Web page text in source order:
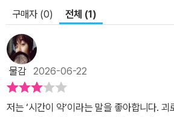
어 프랑스 문학의 삼고봉(三高峯)을 이루
기 자아의 발견자이며 다른 어떠한 작가보
도로 현대 지식인의 고민을 치밀한 필치로 묘
랑스 젊은이들은 물론 전 세계 지식인들을 완
그의 놀라운 업적으로 급기야 그가 별세하
학가로서 최고의 영예인 노벨문학상을 받게
대표작이며 그의 작품 가운데 뛰어난 명작으
구매자 (0) 전체 (1)
물감2026-06-22
저는 ‘시간이 약‘이라는 말을 좋아합니다.